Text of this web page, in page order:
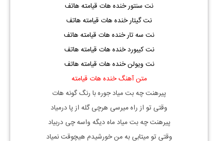
نت سنتور خنده هات قیامته هاتف
نت گیتار خنده هات قیامته هاتف
نت سه تار خنده هات قیامته هاتف
نت کیبورد خنده هات قیامته هاتف
نت ویولن خنده هات قیامته هاتف
متن آهنگ خنده هات قیامته
پیرهنت چه بت میاد جوره با رنگ گونه هات
وقتی تو از راه میرسی هرچی گله از پا درمیاد
پیرهنت چه بت میاد ماه دیگه واسه چی دربیاد
وقتی تو میتابی به من خورشیدم هیچوقت نمیاد